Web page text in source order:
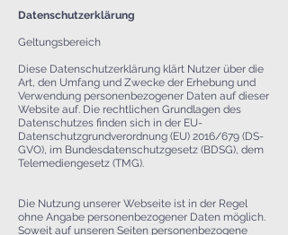
Datenschutzerklärung
Geltungsbereich
Diese Datenschutzerklärung klärt Nutzer über die
Art, den Umfang und Zwecke der Erhebung und
Verwendung personenbezogener Daten auf dieser
Website auf. Die rechtlichen Grundlagen des
Datenschutzes finden sich in der EU-
Datenschutzgrundverordnung (EU) 2016/679 (DS-
GVO), im Bundesdatenschutzgesetz (BDSG), dem
Telemediengesetz (TMG).
Die Nutzung unserer Webseite ist in der Regel
ohne Angabe personenbezogener Daten möglich.
Soweit auf unseren Seiten personenbezogene